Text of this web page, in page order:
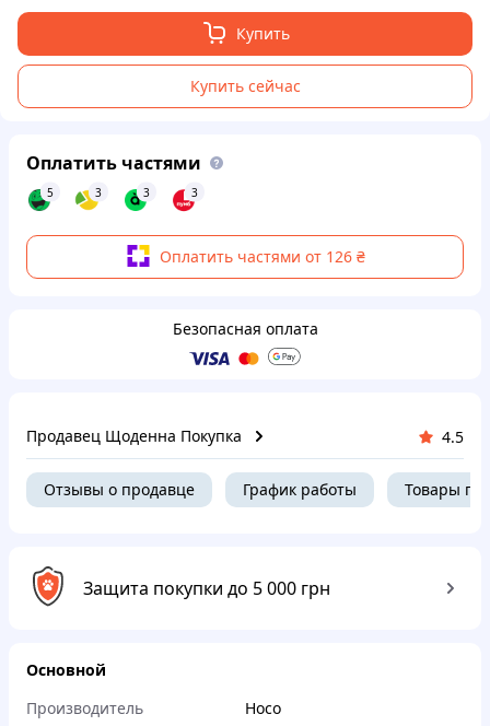
Купить
Купить сейчас
Оплатить частями
5 3 3 3
Оплатить частями от 126 ₴
Безопасная оплата
Продавец Щоденна Покупка 4.5
Отзывы о продавце График работы Товары
Защита покупки до 5 000 грн
Основной
Производитель
Hoco